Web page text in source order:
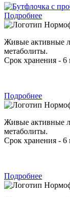
Подробнее
Живые активные
метаболиты.
Срок хранения - 6
Подробнее
Живые активные
метаболиты.
Срок хранения - 6
Подробнее